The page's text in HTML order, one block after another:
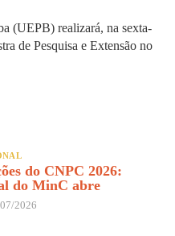
(UEPB) realizará, na sexta-
de Pesquisa e Extensão no
do CNPC 2026:
do MinC abre
2026